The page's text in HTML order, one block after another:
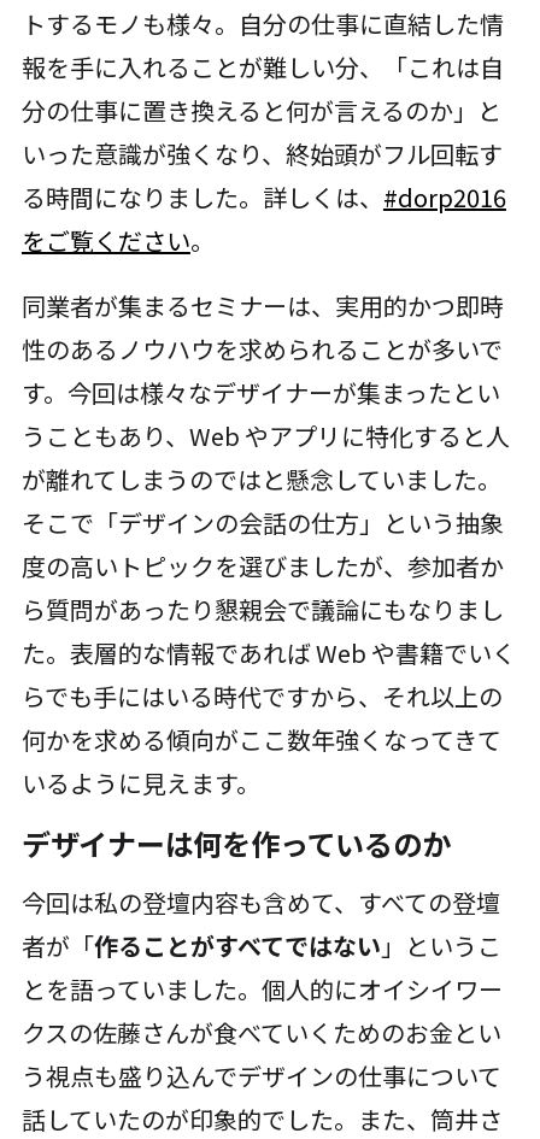
トするモノも様々。自分の仕事に直結した情
報を手に入れることが難しい分、「これは自
分の仕事に置き換えると何が言えるのか」と
いった意識が強くなり、終始頭がフル回転す
る時間になりました。詳しくは、 #dorp2016
をご覧ください。
同業者が集まるセミナーは、実用的かつ即時
性のあるノウハウを求められることが多いで
す。今回は様々なデザイナーが集まったとい
うこともあり、Web やアプリに特化すると人
が離れてしまうのではと懸念していました。
そこで「デザインの会話の仕方」という抽象
度の高いトピックを選びましたが、参加者か
ら質問があったり懇親会で議論にもなりまし
た。表層的な情報であれば Web や書籍でいく
らでも手にはいる時代ですから、それ以上の
何かを求める傾向がここ数年強くなってきて
いるように見えます。
デザイナーは何を作っているのか
今回は私の登壇内容も含めて、すべての登壇
者が「作ることがすべてではない 」というこ
とを語っていました。個人的にオイシイワー
クスの佐藤さんが食べていくためのお金とい
う視点も盛り込んでデザインの仕事について
話していたのが印象的でした。また、筒井さ